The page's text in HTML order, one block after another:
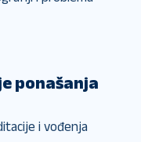
ponašanja
i vođenja